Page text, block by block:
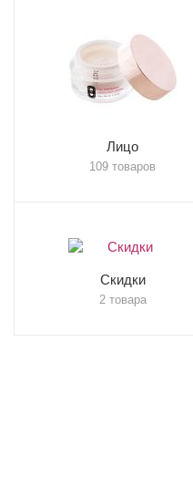
Лицо
109 товаров
Скидки
2 товара